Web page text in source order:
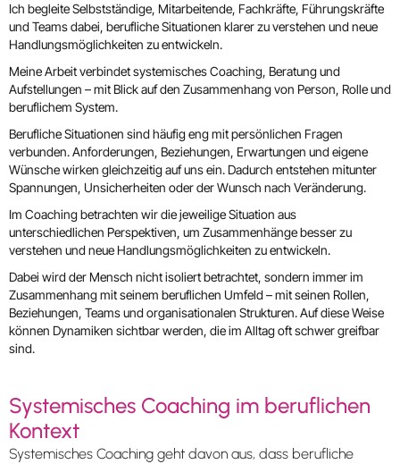
Ich begleite Selbstständige, Mitarbeitende, Fachkräfte, Führungskräfte
und Teams dabei, berufliche Situationen klarer zu verstehen und neue
Handlungsmöglichkeiten zu entwickeln.
Meine Arbeit verbindet systemisches Coaching, Beratung und
Aufstellungen – mit Blick auf den Zusammenhang von Person, Rolle und
beruflichem System.
Berufliche Situationen sind häufig eng mit persönlichen Fragen
verbunden. Anforderungen, Beziehungen, Erwartungen und eigene
Wünsche wirken gleichzeitig auf uns ein. Dadurch entstehen mitunter
Spannungen, Unsicherheiten oder der Wunsch nach Veränderung.
Im Coaching betrachten wir die jeweilige Situation aus
unterschiedlichen Perspektiven, um Zusammenhänge besser zu
verstehen und neue Handlungsmöglichkeiten zu entwickeln.
Dabei wird der Mensch nicht isoliert betrachtet, sondern immer im
Zusammenhang mit seinem beruflichen Umfeld – mit seinen Rollen,
Beziehungen, Teams und organisationalen Strukturen. Auf diese Weise
können Dynamiken sichtbar werden, die im Alltag oft schwer greifbar
sind.
Systemisches Coaching im beruflichen
Kontext
Systemisches Coaching geht davon aus, dass berufliche